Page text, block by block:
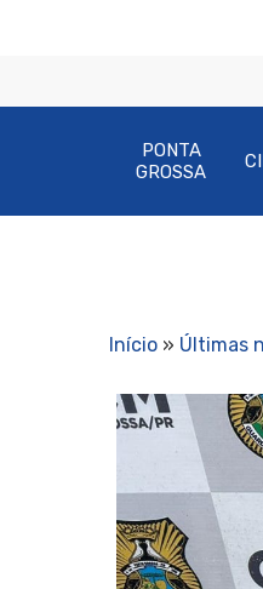
PONTA
GROSSA
Início » Últimas